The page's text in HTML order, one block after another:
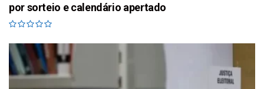
por sorteio e calendário apertado